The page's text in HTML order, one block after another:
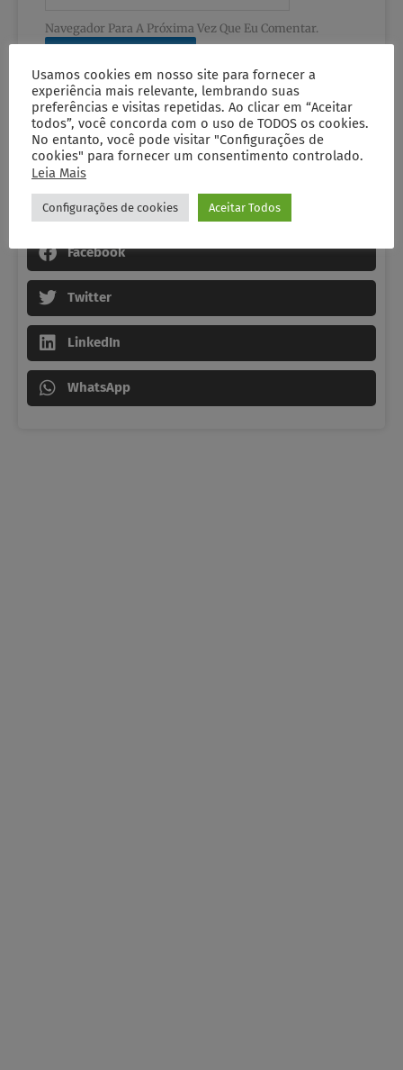
Navegador Para A Próxima Vez Que Eu Comentar.
Compartilhe Nas Redes Sociais
Facebook
Twitter
LinkedIn
WhatsApp
Usamos cookies em nosso site para fornecer a
experiência mais relevante, lembrando suas
preferências e visitas repetidas. Ao clicar em “Aceitar
todos”, você concorda com o uso de TODOS os cookies.
No entanto, você pode visitar "Configurações de
cookies" para fornecer um consentimento controlado.
Leia Mais
Configurações de cookies Aceitar Todos